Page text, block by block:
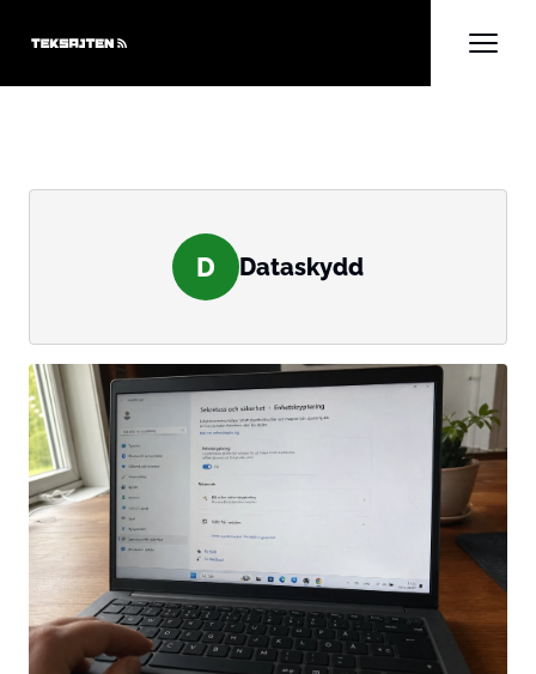
D Dataskydd